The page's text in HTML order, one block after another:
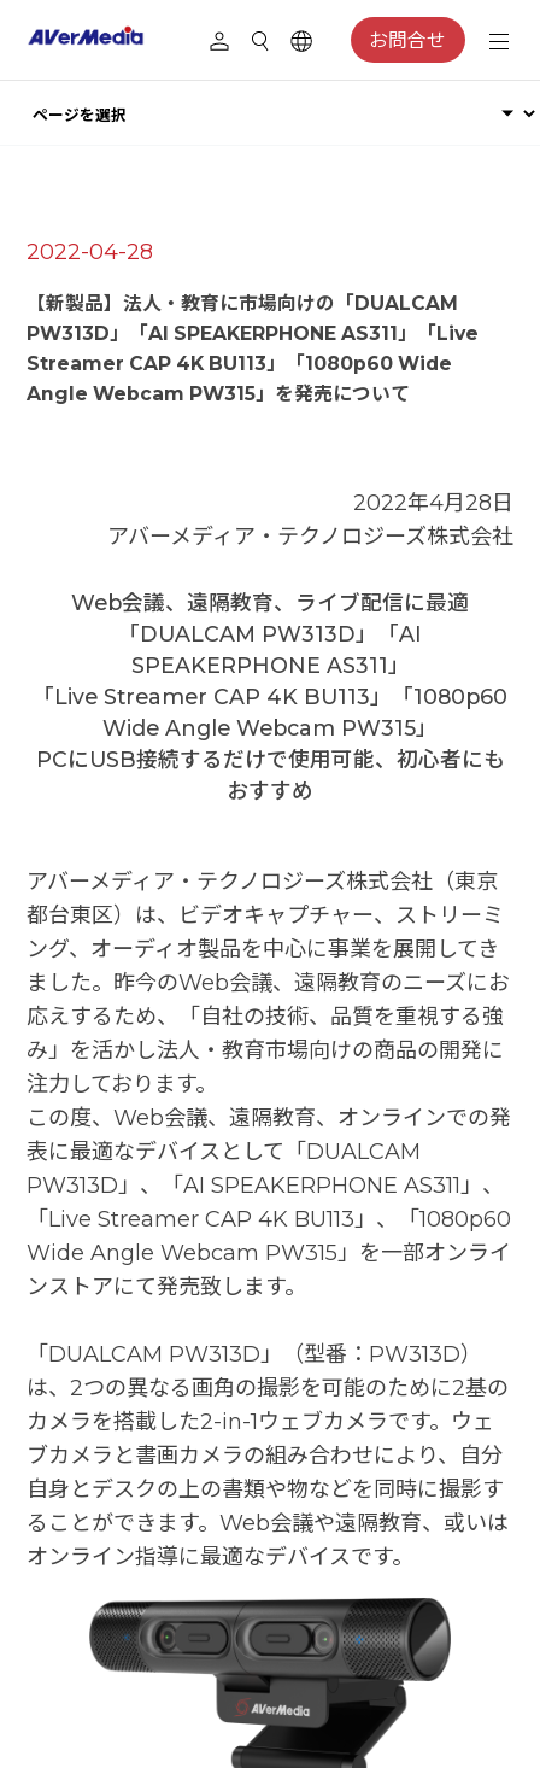
お問合せ
2022-04-28
【新製品】法人・教育に市場向けの「DUALCAM
PW313D」「AI SPEAKERPHONE AS311」「Live
Streamer CAP 4K BU113」「1080p60 Wide
Angle Webcam PW315」を発売について
2022年4月28日
アバーメディア・テクノロジーズ株式会社
Web会議、遠隔教育、ライブ配信に最適
「DUALCAM PW313D」「AI
SPEAKERPHONE AS311」
「Live Streamer CAP 4K BU113」「1080p60
Wide Angle Webcam PW315」
PCにUSB接続するだけで使用可能、初心者にも
おすすめ
アバーメディア・テクノロジーズ株式会社（東京
都台東区）は、ビデオキャプチャー、ストリーミ
ング、オーディオ製品を中心に事業を展開してき
ました。昨今のWeb会議、遠隔教育のニーズにお
応えするため、「自社の技術、品質を重視する強
み」を活かし法人・教育市場向けの商品の開発に
注力しております。
この度、Web会議、遠隔教育、オンラインでの発
表に最適なデバイスとして「DUALCAM
PW313D」、「AI SPEAKERPHONE AS311」、
「Live Streamer CAP 4K BU113」、「1080p60
Wide Angle Webcam PW315」を一部オンライ
ンストアにて発売致します。
「DUALCAM PW313D」（型番：PW313D）
は、2つの異なる画角の撮影を可能のために2基の
カメラを搭載した2-in-1ウェブカメラです。ウェ
ブカメラと書画カメラの組み合わせにより、自分
自身とデスクの上の書類や物などを同時に撮影す
ることができます。Web会議や遠隔教育、或いは
オンライン指導に最適なデバイスです。